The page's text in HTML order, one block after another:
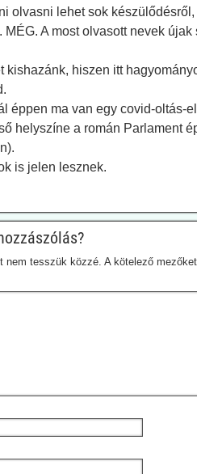
olvasni lehet sok
MÉG. A most olvasott nevek
kishazánk, hiszen itt
éppen ma van egy covid-oltás-
helyszíne a román Parlament
is jelen lesznek.
nem tesszük közzé. A kötelező